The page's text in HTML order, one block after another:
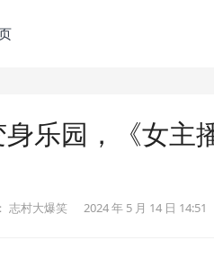
乐园，《女主
志村大爆笑 2024 年 5 月 14 日 14:51